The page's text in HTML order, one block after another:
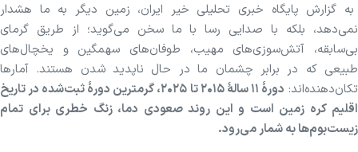
به گزارش پایگاه خبری تحلیلی خیر ایران، زمین دیگر به ما هشدار
نمی‌دهد، بلکه با صدایی رسا با ما سخن می‌گوید؛ از طریق گرمای
بی‌سابقه، آتش‌سوزی‌های مهیب، طوفان‌های سهمگین و یخچال‌های
طبیعی که در برابر چشمان ما در حال ناپدید شدن هستند. آمارها
تکان‌دهنده‌اند:
دورهٔ ۱۱ سالهٔ ۲۰۱۵ تا ۲۰۲۵، گرمترین دورهٔ ثبت‌شده در تاریخ
اقلیم کره زمین است و این روند صعودی دما، زنگ خطری برای تمام
زیست‌بوم‌ها به شمار می‌رود.